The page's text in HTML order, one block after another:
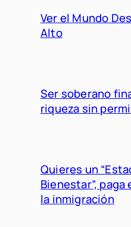
Ver el Mundo
Alto
Ser soberano
riqueza sin
Quieres un
Bienestar”,
la inmigración